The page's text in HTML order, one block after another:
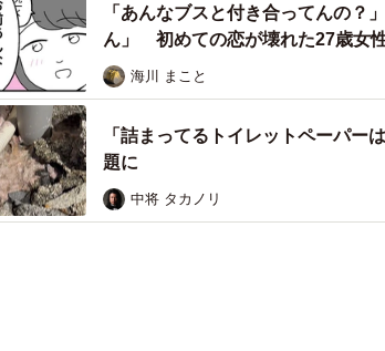
「あんなブスと付き合ってんの？
ん」 初めての恋が壊れた27歳女
海川 まこと
「詰まってるトイレットペーパ
題に
中将 タカノリ